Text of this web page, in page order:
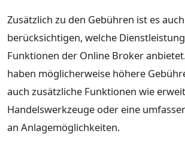
Zusätzlich zu den Gebühren ist es
berücksichtigen, welche
Funktionen der Online Broker
haben möglicherweise höhere
auch zusätzliche Funktionen wie
Handelswerkzeuge oder eine
an Anlagemöglichkeiten.